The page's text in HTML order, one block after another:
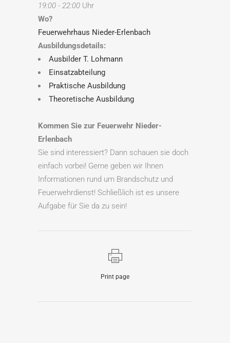
19:00 - 22:00 Uhr
Wo?
Feuerwehrhaus Nieder-Erlenbach
Ausbildungsdetails:
Ausbilder T. Lohmann
Einsatzabteilung
Praktische Ausbildung
Theoretische Ausbildung
Kommen Sie zur Feuerwehr Nieder-
Erlenbach
Sie sind interessiert? Dann schauen sie doch
einfach vorbei! Gerne geben wir Ihnen
Informationen rund um Brandschutz und
Feuerwehrdienst! Schließlich ist es unsere
Aufgabe für Sie da zu sein!
Print page